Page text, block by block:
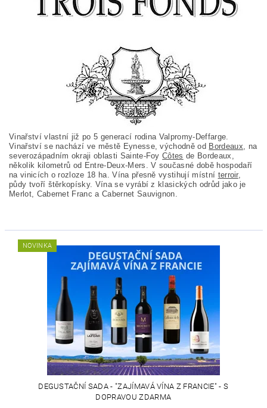
Vinařství vlastní již po 5 generací rodina Valpromy-Deffarge.
Vinařství se nachází ve městě Eynesse, východně od Bordeaux, na
severozápadním okraji oblasti Sainte-FoyCôtes de Bordeaux,
několik kilometrů od Entre-Deux-Mers. V současné době hospodaří
na vinicích o rozloze 18 ha. Vína přesně vystihují místní terroir,
půdy tvoří štěrkopísky. Vína se vyrábí z klasických odrůd jako je
Merlot, Cabernet Franc a Cabernet Sauvignon.
NOVINKA
DEGUSTAČNÍ SADA - "ZAJÍMAVÁ VÍNA Z FRANCIE" - S
DOPRAVOU ZDARMA